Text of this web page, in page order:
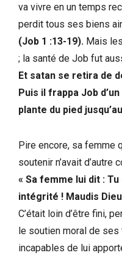
va vivre en un temps
perdit tous ses biens
(Job 1 :13-19). Mais
; la santé de Job fut
Et satan se retira de
Puis il frappa Job
plante du pied
Pire encore, sa femme
soutenir n’avait d’autre
« Sa femme lui dit :
intégrité ! Maudis
C’était loin d’être fini,
le soutien moral de
incapables de lui